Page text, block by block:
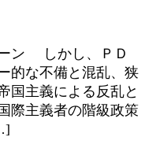
ン しかし、ＰＤ
的な不備と混乱、狭
国主義による反乱と
際主義者の階級政策